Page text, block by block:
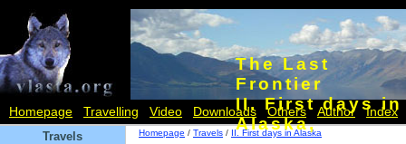
The Last
Frontier
II. First days in
Alaska,
Homepage Travelling Video Downloads Others Author Index
Travels Homepage / Travels / II. First days in Alaska